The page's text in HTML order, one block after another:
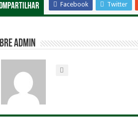
Facebook Twitter
admin